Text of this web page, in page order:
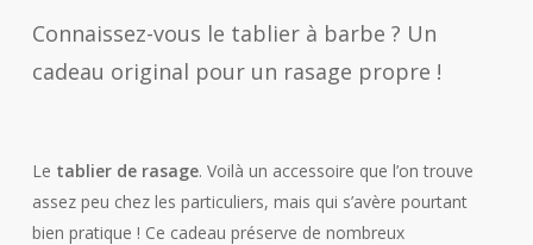
Connaissez-vous le tablier à barbe ? Un
cadeau original pour un rasage propre !
Le tablier de rasage. Voilà un accessoire que l’on trouve
assez peu chez les particuliers, mais qui s’avère pourtant
bien pratique ! Ce cadeau préserve de nombreux